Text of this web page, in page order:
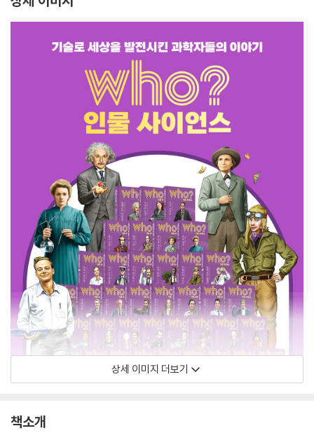
상세 이미지 더보기
책소개